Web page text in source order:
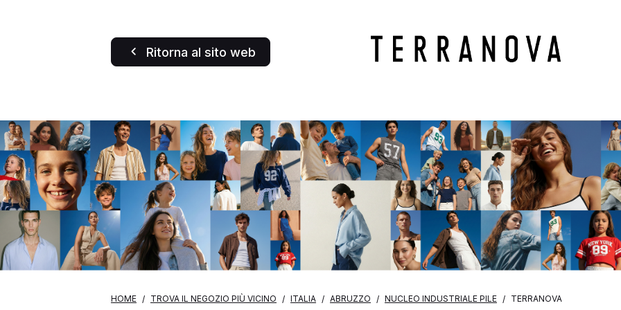
Ritorna al sito web
HOME TROVA IL NEGOZIO PIÙ VICINO ITALIA ABRUZZO NUCLEO INDUSTRIALE PILE TERRANOVA